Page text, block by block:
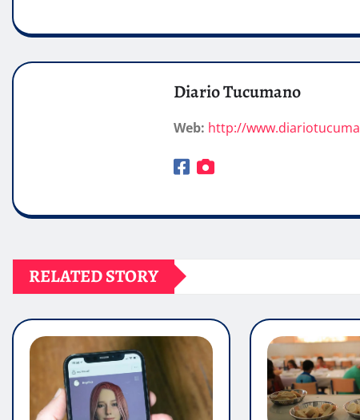
Diario Tucumano
Web: http://
RELATED STORY